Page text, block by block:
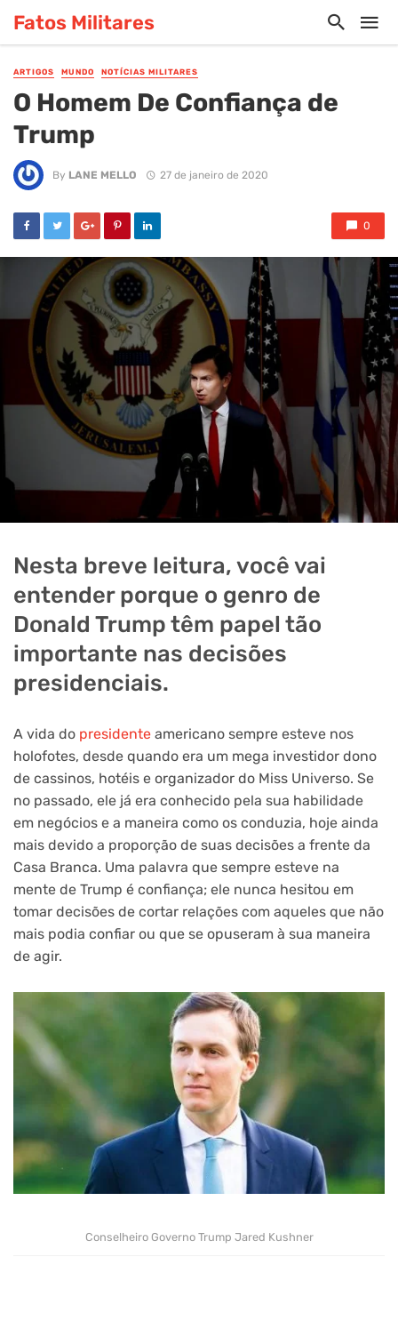
Fatos Militares
ARTIGOS MUNDO NOTÍCIAS MILITARES
O Homem De Confiança de
Trump
By LANE MELLO 27 de janeiro de 2020
0
Nesta breve leitura, você vai
entender porque o genro de
Donald Trump têm papel tão
importante nas decisões
presidenciais.
A vida do presidente americano sempre esteve nos
holofotes, desde quando era um mega investidor dono
de cassinos, hotéis e organizador do Miss Universo. Se
no passado, ele já era conhecido pela sua habilidade
em negócios e a maneira como os conduzia, hoje ainda
mais devido a proporção de suas decisões a frente da
Casa Branca. Uma palavra que sempre esteve na
mente de Trump é confiança; ele nunca hesitou em
tomar decisões de cortar relações com aqueles que não
mais podia confiar ou que se opuseram à sua maneira
de agir.
Conselheiro Governo Trump Jared Kushner